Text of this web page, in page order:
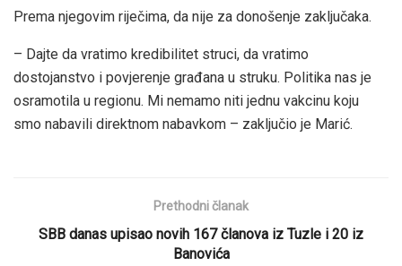
Prema njegovim riječima, da nije za donošenje zaključaka.
– Dajte da vratimo kredibilitet struci, da vratimo
dostojanstvo i povjerenje građana u struku. Politika nas je
osramotila u regionu. Mi nemamo niti jednu vakcinu koju
smo nabavili direktnom nabavkom – zaključio je Marić.
Prethodni članak
SBB danas upisao novih 167 članova iz Tuzle i 20 iz
Banovića